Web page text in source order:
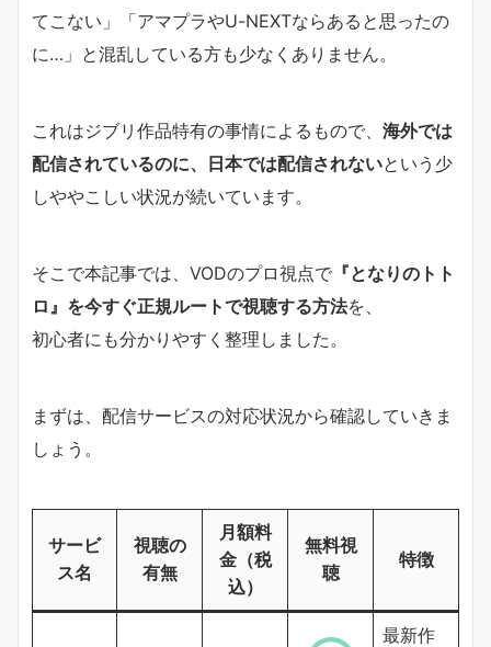
てこない」「アマプラやU-NEXTならあると思ったの
に…」と混乱している方も少なくありません。
これはジブリ作品特有の事情によるもので、 海外では
配信されているのに、日本では配信されないという少
しややこしい状況が続いています。
そこで本記事では、VODのプロ視点で 『となりのトト
ロ』を今すぐ正規ルートで視聴する方法を、
初心者にも分かりやすく整理しました。
まずは、配信サービスの対応状況から確認していきま
しょう。
サービ
ス名
視聴の
有無
月額料
金（税
込）
無料視
聴
特徴
最新作